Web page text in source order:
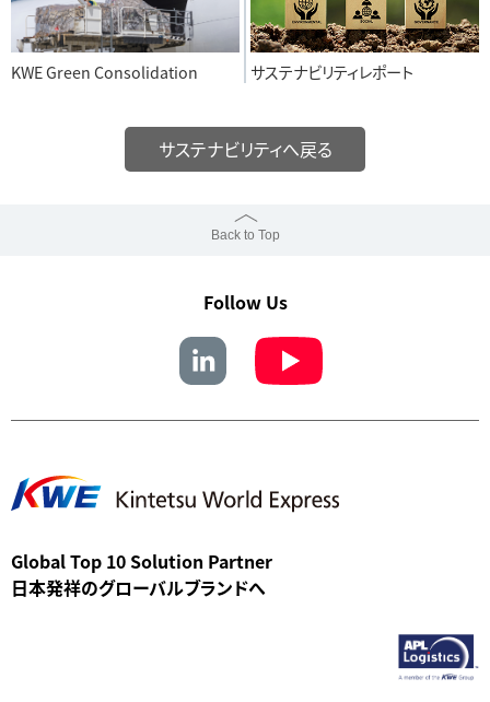
KWE Green Consolidation サステナビリティレポート
サステナビリティへ戻る
Back to Top
Follow Us
Global Top 10 Solution Partner
日本発祥のグローバルブランドへ